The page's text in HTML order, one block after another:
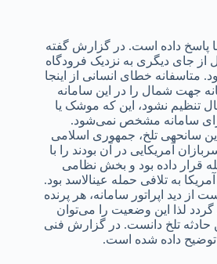
داده است. در گزارش گفته
از جای دیگری به نزدیک فرودگاه
متاسفانه خطای انسانی از اینجا
جهت شمال را در این سامانه
تنظیم نشود، این که موشک یا
برای سامانه مشخص نمی‌شود.
سانحه­ی تلخ، جمهوری اسلامی
آمریکایی در آن بودند را با
قرار داده بود و بخش نظامی
به تلافی حمله عین­الاسد بود.
دید اپراتور سامانه، هر پرنده
لذا این وضعیت را می‌توان
حادثه تلخ دانست. در گزارش فنی
توضیح داده شده است.